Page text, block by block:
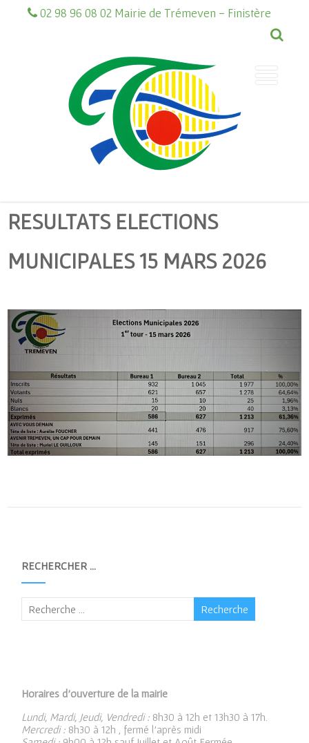
02 98 96 08 02 Mairie de Trémeven - Finistère
RESULTATS ELECTIONS
MUNICIPALES 15 MARS 2026
RECHERCHER …
Horaires d’ouverture de la mairie
Lundi, Mardi, Jeudi, Vendredi : 8h30 à 12h et 13h30 à 17h.
Mercredi : 8h30 à 12h , fermé l’après midi